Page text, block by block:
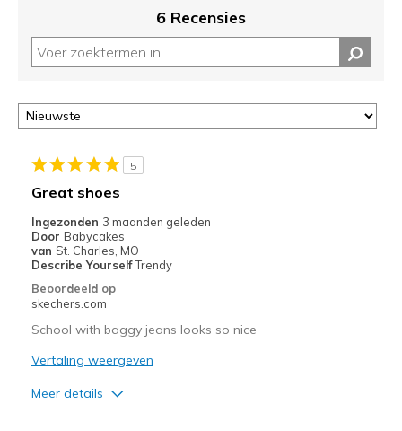
6 Recensies
5
Great shoes
Ingezonden 3 maanden geleden
Door Babycakes
van St. Charles, MO
Describe YourselfTrendy
Beoordeeld op
skechers.com
School with baggy jeans looks so nice
Vertaling weergeven
Meer details